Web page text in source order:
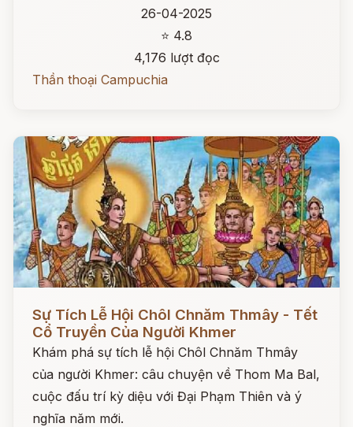
26-04-2025
⭐ 4.8
4,176 lượt đọc
Thần thoại Campuchia
Sự Tích Lễ Hội Chôl Chnăm Thmây - Tết
Cổ Truyền Của Người Khmer
Khám phá sự tích lễ hội Chôl Chnăm Thmây
của người Khmer: câu chuyện về Thom Ma Bal,
cuộc đấu trí kỳ diệu với Đại Phạm Thiên và ý
nghĩa năm mới.